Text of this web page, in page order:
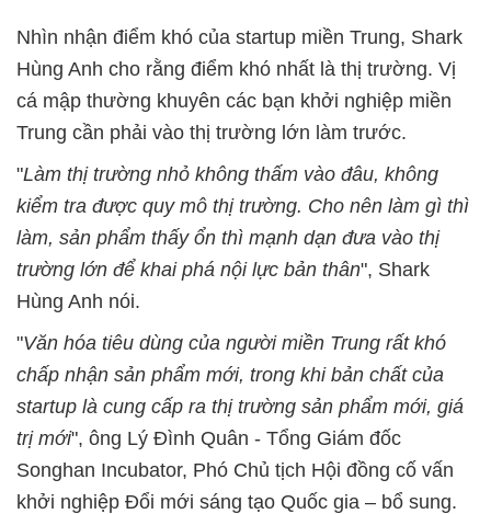
Nhìn nhận điểm khó của startup miền Trung, Shark
Hùng Anh cho rằng điểm khó nhất là thị trường. Vị
cá mập thường khuyên các bạn khởi nghiệp miền
Trung cần phải vào thị trường lớn làm trước.
"Làm thị trường nhỏ không thấm vào đâu, không
kiểm tra được quy mô thị trường. Cho nên làm gì thì
làm, sản phẩm thấy ổn thì mạnh dạn đưa vào thị
trường lớn để khai phá nội lực bản thân", Shark
Hùng Anh nói.
"Văn hóa tiêu dùng của người miền Trung rất khó
chấp nhận sản phẩm mới, trong khi bản chất của
startup là cung cấp ra thị trường sản phẩm mới, giá
trị mới", ông Lý Đình Quân - Tổng Giám đốc
Songhan Incubator, Phó Chủ tịch Hội đồng cố vấn
khởi nghiệp Đổi mới sáng tạo Quốc gia – bổ sung.